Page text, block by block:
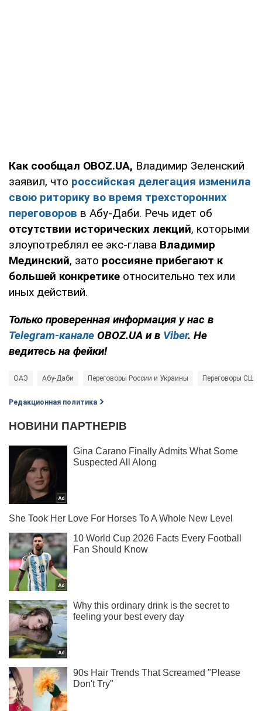
Как сообщал OBOZ.UA, Владимир Зеленский
заявил, что российская делегация изменила
свою риторику во время трехсторонних
переговоров в Абу-Даби. Речь идет об
отсутствии исторических лекций, которыми
злоупотреблял ее экс-глава Владимир
Мединский, зато россияне прибегают к
большей конкретике относительно тех или
иных действий.
Только проверенная информация у нас в
Telegram-канале OBOZ.UA и в Viber. Не
ведитесь на фейки!
ОАЭ Абу-Даби Переговоры России и Украины Переговоры США
Редакционная политика